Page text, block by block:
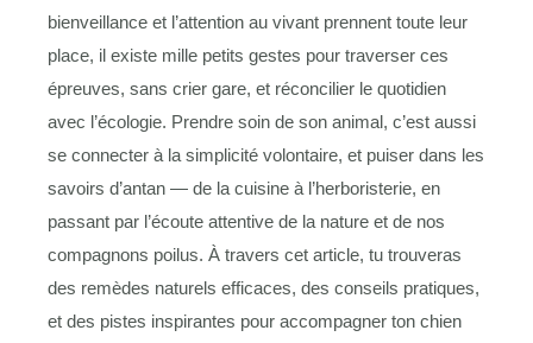
bienveillance et l’attention au vivant prennent toute leur
place, il existe mille petits gestes pour traverser ces
épreuves, sans crier gare, et réconcilier le quotidien
avec l’écologie. Prendre soin de son animal, c’est aussi
se connecter à la simplicité volontaire, et puiser dans les
savoirs d’antan — de la cuisine à l’herboristerie, en
passant par l’écoute attentive de la nature et de nos
compagnons poilus. À travers cet article, tu trouveras
des remèdes naturels efficaces, des conseils pratiques,
et des pistes inspirantes pour accompagner ton chien